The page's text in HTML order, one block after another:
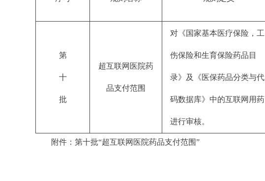
第
十
批
超互联网医院药
品支付范围
对《国家基本医疗保险，工
伤保险和生育保险药品目
录》及《医保药品分类与代
码数据库》中的互联网用药
进行审核。
附件：第十批“超互联网医院药品支付范围”